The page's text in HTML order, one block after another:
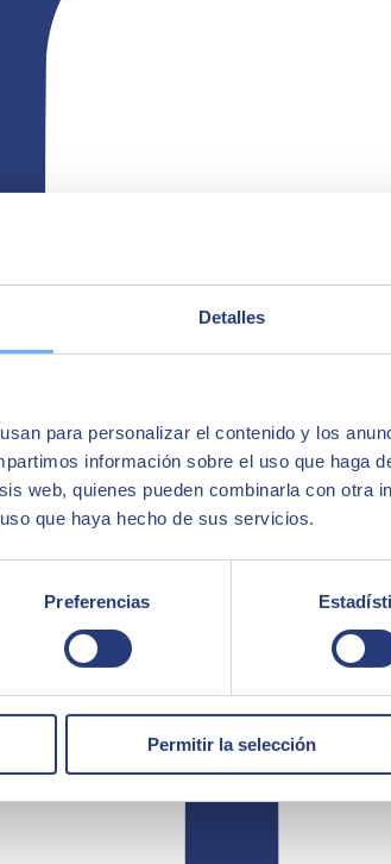
Detalles
para personalizar el contenido y los
información sobre el uso que haga
web, quienes pueden combinarla con otra
que haya hecho de sus servicios.
Preferencias
Permitir la selección